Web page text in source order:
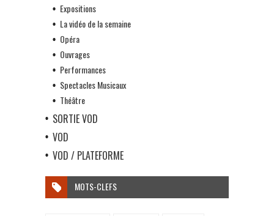
Expositions
La vidéo de la semaine
Opéra
Ouvrages
Performances
Spectacles Musicaux
Théâtre
SORTIE VOD
VOD
VOD / PLATEFORME
MOTS-CLEFS